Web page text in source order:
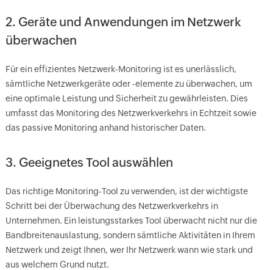
2. Geräte und Anwendungen im Netzwerk
überwachen
Für ein effizientes Netzwerk-Monitoring ist es unerlässlich,
sämtliche Netzwerkgeräte oder -elemente zu überwachen, um
eine optimale Leistung und Sicherheit zu gewährleisten. Dies
umfasst das Monitoring des Netzwerkverkehrs in Echtzeit sowie
das passive Monitoring anhand historischer Daten.
3. Geeignetes Tool auswählen
Das richtige Monitoring-Tool zu verwenden, ist der wichtigste
Schritt bei der Überwachung des Netzwerkverkehrs in
Unternehmen. Ein leistungsstarkes Tool überwacht nicht nur die
Bandbreitenauslastung, sondern sämtliche Aktivitäten in Ihrem
Netzwerk und zeigt Ihnen, wer Ihr Netzwerk wann wie stark und
aus welchem Grund nutzt.